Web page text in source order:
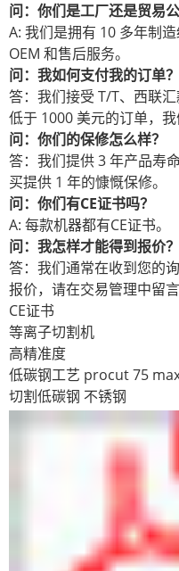
问：你们是工厂还是贸易公
A: 我们是拥有 10 多年制
OEM 和售后服务。
问：我如何支付我的订单？
答：我们接受 T/T、西联
低于 1000 美元的订单，我
问：你们的保修怎么样？
答：我们提供 3 年产品寿
买提供 1 年的慷慨保修。
问：你们有CE证书吗？
A: 每款机器都有CE证书。
问：我怎样才能得到报价？
答：我们通常在收到您的
报价，请在交易管理中留
CE证书
等离子切割机
高精准度
低碳钢工艺 procut 75
切割低碳钢 不锈钢